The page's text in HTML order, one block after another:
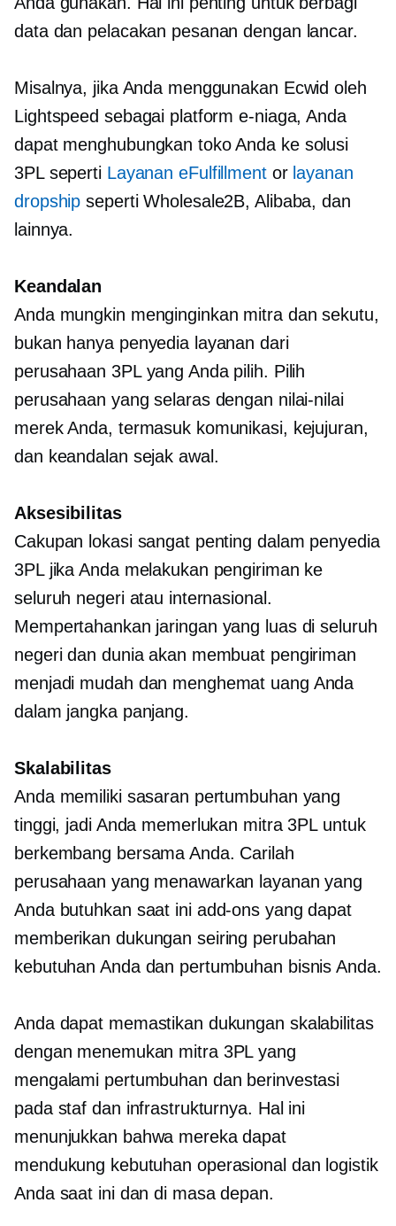
data dan pelacakan pesanan dengan lancar.
Misalnya, jika Anda menggunakan Ecwid oleh
Lightspeed sebagai platform e-niaga, Anda
dapat menghubungkan toko Anda ke solusi
3PL seperti Layanan eFulfillmentor layanan
dropship seperti Wholesale2B, Alibaba, dan
lainnya.
Keandalan
Anda mungkin menginginkan mitra dan sekutu,
bukan hanya penyedia layanan dari
perusahaan 3PL yang Anda pilih. Pilih
perusahaan yang selaras dengan nilai-nilai
merek Anda, termasuk komunikasi, kejujuran,
dan keandalan sejak awal.
Aksesibilitas
Cakupan lokasi sangat penting dalam penyedia
3PL jika Anda melakukan pengiriman ke
seluruh negeri atau internasional.
Mempertahankan jaringan yang luas di seluruh
negeri dan dunia akan membuat pengiriman
menjadi mudah dan menghemat uang Anda
dalam jangka panjang.
Skalabilitas
Anda memiliki sasaran pertumbuhan yang
tinggi, jadi Anda memerlukan mitra 3PL untuk
berkembang bersama Anda. Carilah
perusahaan yang menawarkan layanan yang
Anda butuhkan saat ini add-ons yang dapat
memberikan dukungan seiring perubahan
kebutuhan Anda dan pertumbuhan bisnis Anda.
Anda dapat memastikan dukungan skalabilitas
dengan menemukan mitra 3PL yang
mengalami pertumbuhan dan berinvestasi
pada staf dan infrastrukturnya. Hal ini
menunjukkan bahwa mereka dapat
mendukung kebutuhan operasional dan logistik
Anda saat ini dan di masa depan.